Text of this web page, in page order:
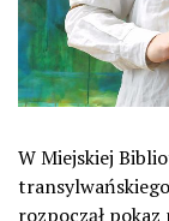
W Miejskiej
rozpoczął